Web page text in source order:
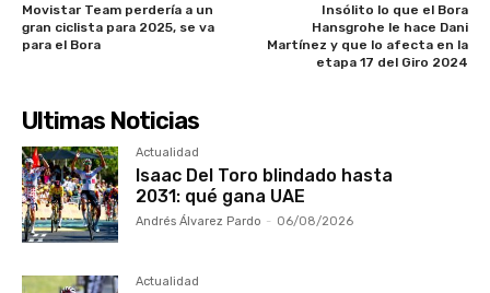
Movistar Team perdería a un
gran ciclista para 2025, se va
para el Bora
Insólito lo que el Bora
Hansgrohe le hace Dani
Martínez y que lo afecta en la
etapa 17 del Giro 2024
Ultimas Noticias
Actualidad
Isaac Del Toro blindado hasta
2031: qué gana UAE
Andrés Álvarez Pardo - 06/08/2026
Actualidad